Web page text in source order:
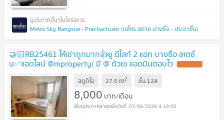
Metro Sky Bangsue - Prachachuen (เมโทร สกาย บางซื่อ - ประชาชื่น)
🤝🏻RB25461 ให้เช่าถูกมาก👍ยู ดีไลท์ 2 แอท บางซื่อ สเตชั่
น✅แอดไลน์ @mproperty( มี @ ด้วย) แอดมินตอบไว
สตูดิโอ 27.0 m2 ชั้น 12A
8,000 บาท/เดือน
07/08/2026 4:19:00